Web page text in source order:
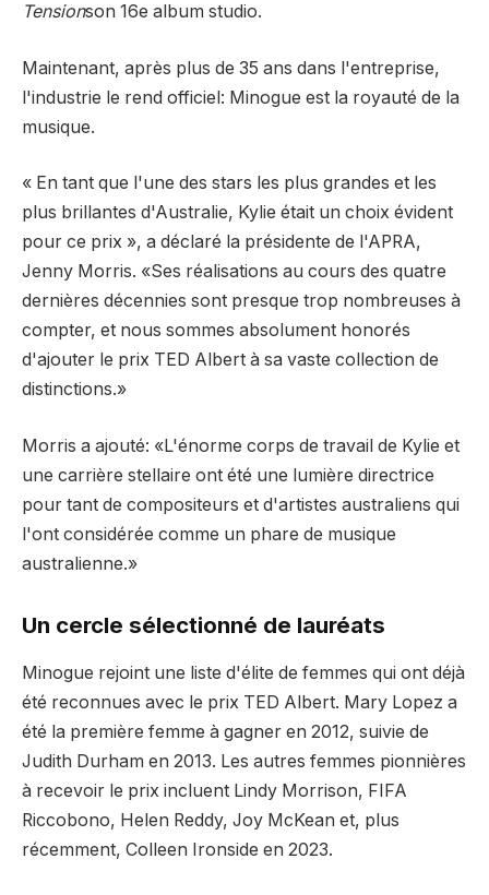
Tensionson 16e album studio.
Maintenant, après plus de 35 ans dans l'entreprise,
l'industrie le rend officiel: Minogue est la royauté de la
musique.
« En tant que l'une des stars les plus grandes et les
plus brillantes d'Australie, Kylie était un choix évident
pour ce prix », a déclaré la présidente de l'APRA,
Jenny Morris. «Ses réalisations au cours des quatre
dernières décennies sont presque trop nombreuses à
compter, et nous sommes absolument honorés
d'ajouter le prix TED Albert à sa vaste collection de
distinctions.»
Morris a ajouté: «L'énorme corps de travail de Kylie et
une carrière stellaire ont été une lumière directrice
pour tant de compositeurs et d'artistes australiens qui
l'ont considérée comme un phare de musique
australienne.»
Un cercle sélectionné de lauréats
Minogue rejoint une liste d'élite de femmes qui ont déjà
été reconnues avec le prix TED Albert. Mary Lopez a
été la première femme à gagner en 2012, suivie de
Judith Durham en 2013. Les autres femmes pionnières
à recevoir le prix incluent Lindy Morrison, FIFA
Riccobono, Helen Reddy, Joy McKean et, plus
récemment, Colleen Ironside en 2023.